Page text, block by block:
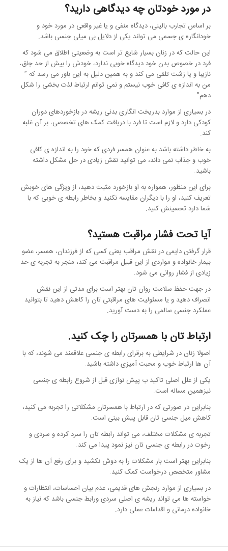
در مورد خودتان چه دیدگاهی دارید؟
بر اساس تجارب بالینی، دیدگاه منفی و یا غیر واقعی در مورد خود و
خودانگاره ی جسمی می تواند یکی از دلایل بی میلی جنسی باشد.
این حالت که در زنان بسیار شایع تر است به وضعیتی اطلاق می شود که
فرد در خصوص بدن خود دیدگاه خوبی ندارد، خودش را بیش از حد چاق،
نازیبا و یا زشت تلقی می کند و به همین دلیل به این باور می رسد که ”
من به اندازه ی کافی خوب نیستم و نمی توانم ارتباط لذت بخشی را شکل
دهم”
در بسیاری از موارد بدریخت انگاری بدنی ریشه در بازخوردهای دوران
کودکی دارد و لازم است تا فرد با دریافت کمک های تخصصی، بر آن غلبه
کند.
به خاطر داشته باشد به عنوان همسر فردی که خود را به اندازه ی کافی
خوب و جذاب نمی داند، می توانید نقش زیادی در حل مشکل داشته
باشید.
برای این منظور، همواره به او بازخورد مثبت دهید، از ویژگی های خوبش
تعریف کنید، او را با دیگران مقایسه نکنید و بخاطر رابطه ی خوبی که با
شما دارد تحسینش کنید.
آیا تحت فشار مراقبت هستید؟
قرار گرفتن دایمی در نقش مراقب یعنی کسی که از فرزندان، همسر، عضو
بیمار خانواده و مواردی از این قبیل مراقبت می کند، منجر به تجربه ی حد
زیادی از فشار روانی می شود.
در جهت حفظ سلامت روان تان بهتر است برای مدتی از این نقش
انصراف دهید و یا مسئولیت های مراقبتی تان را کاهش دهید تا بتوانید
عملکرد جنسی سالمی را به دست آورید.
ارتباط تان با همسرتان را چک کنید.
اصولا زنان در شرایطی به برقرای رابطه ی جنسی علاقمند می شوند، که با
آن ها ارتباط خوب و محبت آمیزی داشته باشید.
یکی از علل اصلی تاکید ب پیش نوازی قبل از شروع رابطه ی جنسی
نیزهمین مساله است.
بنابراین در صورتی که در ارتباط با همسرتان مشکلاتی را تجربه می کنید،
کاهش میل جنسی تان قابل پیش بینی است.
تجربه ی مشکلات مختلف، می تواند رابطه تان را سرد کرده و سردی و
رخوت در رابطه ی جنسی تان نیز نمود پیدا می کند.
بنابراین بهتر است بار مشکلات را به دوش نکشید و برای رفع آن ها از یک
مشاور متخصص درخواست کمک کنید.
در بسیاری از موارد رنجش های قدیمی، عدم بیان احساسات، انتظارات و
خواسته ها می تواند ریشه ی اصلی سردی ورابط جنسی باشد که نیاز به
خانواده درمانی و اقدامات عملی دارد.